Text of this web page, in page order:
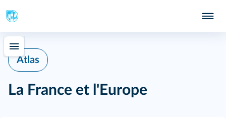
Atlas
La France et l'Europe